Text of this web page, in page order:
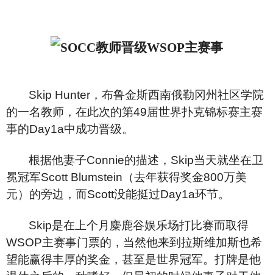
Skip Hunter ，布鲁金斯西南俄勒冈州社区学院
的一名教师，在此次的第49届世界扑克锦标赛主赛
事的Day1a中成功晋级。
根据他妻子Connie的描述，Skip当天就坐在卫
冕冠军Scott Blumstein（去年获得奖金800万美
元）的旁边，而Scott没能挺过Day1a环节。
Skip是在上个月麋鹿谷娱乐场打比赛而取得
WSOP主赛事门票的，当然他来到拉斯维加斯也希
望能赢得丰厚的奖金，甚至是世界冠军。打牌是他